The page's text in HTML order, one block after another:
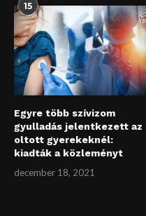
15
Egyre több szívizom
gyulladás jelentkezett az
oltott gyerekeknél:
kiadták a közleményt
december 18, 2021